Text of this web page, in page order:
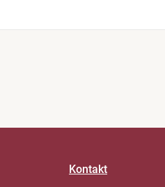
Kontakt